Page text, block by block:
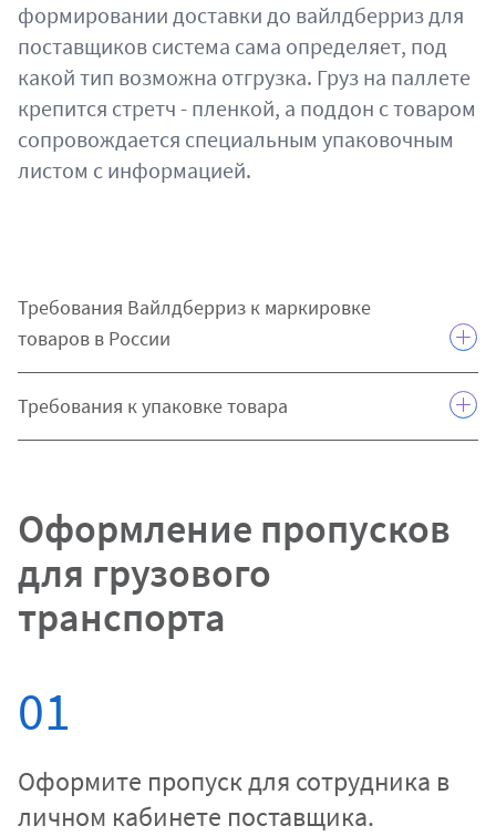
формировании доставки до вайлдберриз для
поставщиков система сама определяет, под
какой тип возможна отгрузка. Груз на паллете
крепится стретч - пленкой, а поддон с товаром
сопровождается специальным упаковочным
листом с информацией.
Требования Вайлдберриз к маркировке
товаров в России
Требования к упаковке товара
Оформление пропусков
для грузового
транспорта
01
Оформите пропуск для сотрудника в
личном кабинете поставщика.